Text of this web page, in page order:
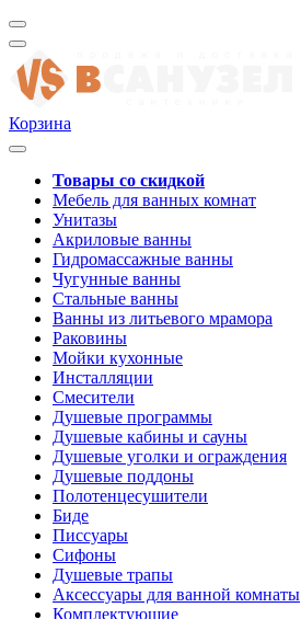
Корзина
Товары со скидкой
Мебель для ванных комнат
Унитазы
Акриловые ванны
Гидромассажные ванны
Чугунные ванны
Стальные ванны
Ванны из литьевого мрамора
Раковины
Мойки кухонные
Инсталляции
Смесители
Душевые программы
Душевые кабины и сауны
Душевые уголки и ограждения
Душевые поддоны
Полотенцесушители
Биде
Писсуары
Сифоны
Душевые трапы
Аксессуары для ванной комнаты
Комплектующие